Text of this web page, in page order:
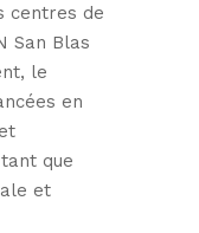
centres de
San Blas
le
en
que
et